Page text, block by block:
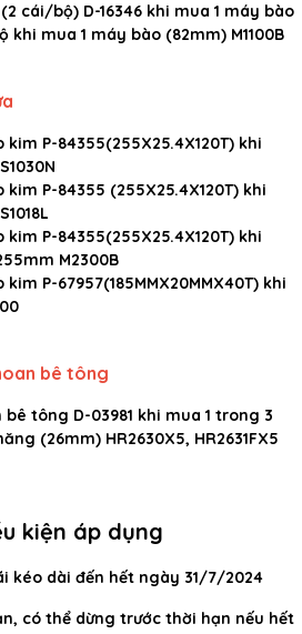
cái/bộ) D-16346 khi mua 1 máy bào
khi mua 1 máy bào (82mm) M1100B
P-84355(255X25.4X120T) khi
P-84355 (255X25.4X120T) khi
P-84355(255X25.4X120T) khi
M2300B
P-67957(185MMX20MMX40T) khi
bê tông
tông D-03981 khi mua 1 trong 3
(26mm) HR2630X5, HR2631FX5
kiện áp dụng
kéo dài đến hết ngày 31/7/2024
có thể dừng trước thời hạn nếu hết